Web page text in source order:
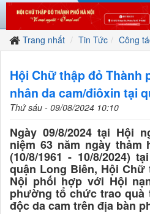
Trang nhất Tin Tức Công
Hội Chữ thập đỏ Thành
nhân da cam/điôxin tại
Thứ sáu - 09/08/2024 10:10
Ngày 09/8/2024 tại Hội
niệm 63 năm ngày thảm
(10/8/1961 - 10/8/2024)
quận Long Biên, Hội
Nội phối hợp với Hội
phường tổ chức trao quà
độc da cam trên địa bàn